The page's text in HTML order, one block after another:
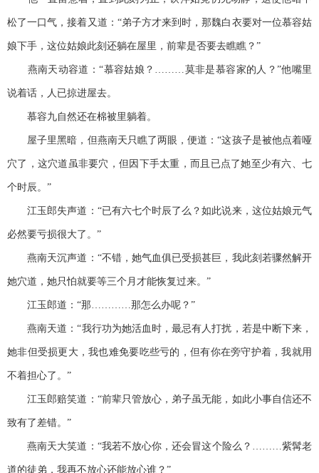
松了一口气，接着又道：“弟子方才来到时，那魏白衣要对一位慕容姑
娘下手，这位姑娘此刻还躺在屋里，前辈是否要去瞧瞧？”
燕南天动容道：“慕容姑娘？………莫非是慕容家的人？”他嘴里
说着话，人已掠进屋去。
慕容九自然还在棉被里躺着。
屋子里黑暗，但燕南天只瞧了两眼，便道：“这孩子是被他点着哑
穴了，这穴道虽非要穴，但因下手太重，而且已点了她至少有六、七
个时辰。”
江玉郎失声道：“已有六七个时辰了么？如此说来，这位姑娘元气
必然要亏损很大了。”
燕南天沉声道：“不错，她气血俱已受损甚巨，我此刻若骤然解开
她穴道，她只怕就要等三个月才能恢复过来。”
江玉郎道：“那…………那怎么办呢？”
燕南天道：“我行功为她活血时，最忌有人打扰，若是中断下来，
她非但受损更大，我也难免要吃些亏的，但有你在旁守护着，我就用
不着担心了。”
江玉郎赔笑道：“前辈只管放心，弟子虽无能，如此小事自信还不
致有了差错。”
燕南天大笑道：“我若不放心你，还会冒这个险么？………紫髯老
道的徒弟，我再不放心还能放心谁？”